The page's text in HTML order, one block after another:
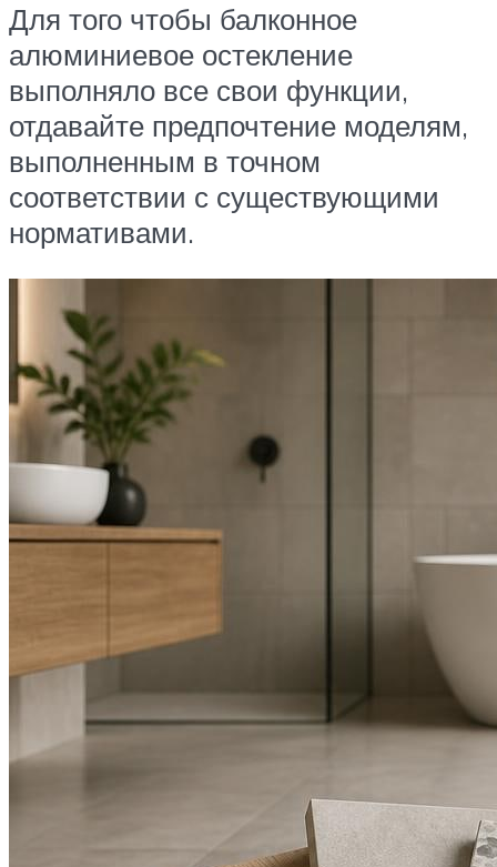
Для того чтобы балконное
алюминиевое остекление
выполняло все свои функции,
отдавайте предпочтение моделям,
выполненным в точном
соответствии с существующими
нормативами.